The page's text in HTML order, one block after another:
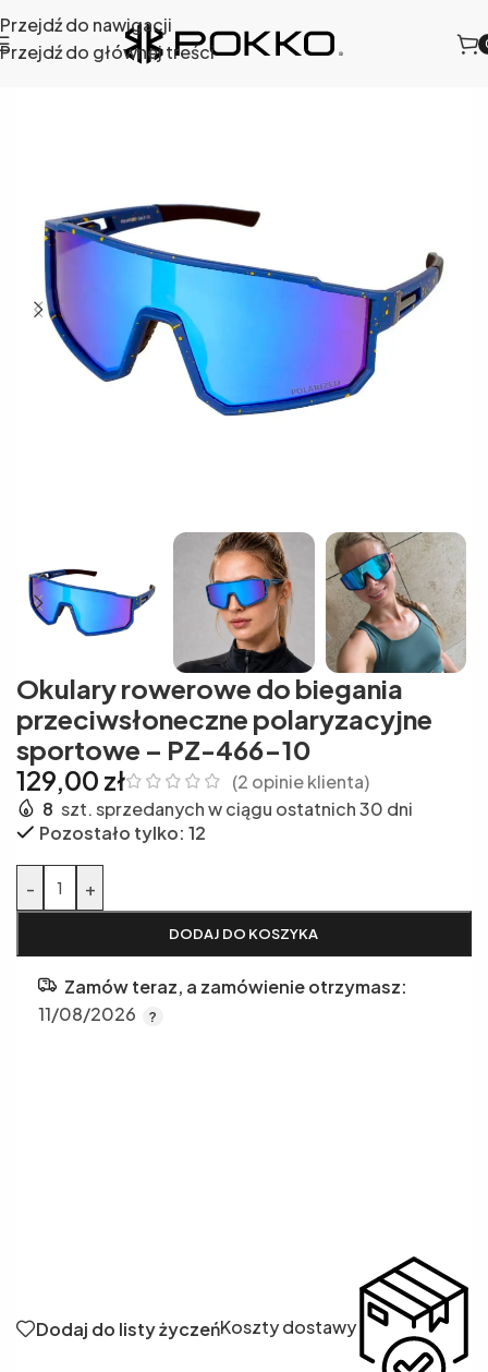
Przejdź do nawigacji
Przejdź do głównej treści
Okulary rowerowe do biegania
przeciwsłoneczne polaryzacyjne
sportowe – PZ-466-10
129,00 zł (2 opinie klienta)
8 szt. sprzedanych w ciągu ostatnich 30 dni
Pozostało tylko: 12
- +
DODAJ DO KOSZYKA
Alternative:
Zamów teraz, a zamówienie otrzymasz:
11/08/2026
Dodaj do listy życzeńKoszty dostawy